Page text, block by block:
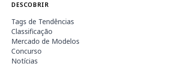
DESCOBRIR
Tags de Tendências
Classificação
Mercado de Modelos
Concurso
Notícias